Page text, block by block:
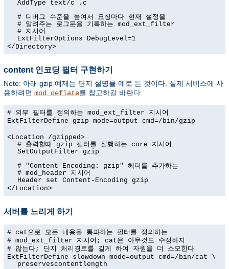
AddType text/c .c
# 디버그 수준을 높여서 요청마다 현재 설정을
# 알려주는 로그문을 기록하는 mod_ext_filter
# 지시어
ExtFilterOptions DebugLevel=1
</Directory>
content 인코딩 필터 구현하기
Note: 아래 gzip 예제는 단지 설명을 예로 든 것이다. 실제 서비스에 사
용하려면 mod_deflate를 참고하길 바란다.
# 외부 필터를 정의하는 mod_ext_filter 지시어
ExtFilterDefine gzip mode=output cmd=/bin/gzip
<Location /gzipped>
# 출력할때 gzip 필터를 실행하는 core 지시어
SetOutputFilter gzip
# "Content-Encoding: gzip" 헤더를 추가하는
# mod_header 지시어
Header set Content-Encoding gzip
</Location>
서버를 느리게 하기
# cat으로 모든 내용을 통과하는 필터를 정의하는
# mod_ext_filter 지시어; cat은 아무것도 수정하지
# 않는다; 단지 처리경로를 길게 하여 자원을 더 소모한다
ExtFilterDefine slowdown mode=output cmd=/bin/cat \
preservescontentlength